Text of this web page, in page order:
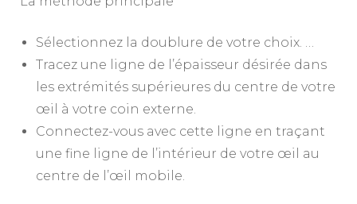
Sélectionnez la doublure de votre choix. …
Tracez une ligne de l’épaisseur désirée dans
les extrémités supérieures du centre de votre
œil à votre coin externe.
Connectez-vous avec cette ligne en traçant
une fine ligne de l’intérieur de votre œil au
centre de l’œil mobile.